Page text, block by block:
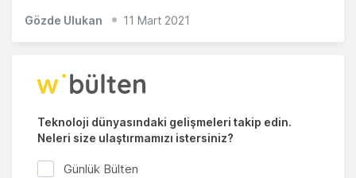
Gözde Ulukan 11 Mart 2021
Teknoloji dünyasındaki gelişmeleri takip edin.
Neleri size ulaştırmamızı istersiniz?
Günlük Bülten